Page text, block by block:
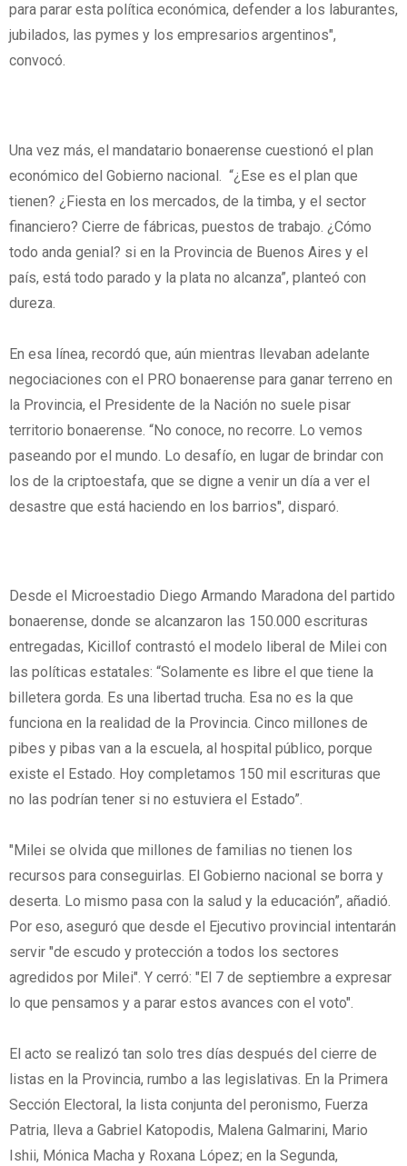
para parar esta política económica, defender a los laburantes,
jubilados, las pymes y los empresarios argentinos",
convocó.
Una vez más, el mandatario bonaerense cuestionó el plan
económico del Gobierno nacional. “¿Ese es el plan que
tienen? ¿Fiesta en los mercados, de la timba, y el sector
financiero? Cierre de fábricas, puestos de trabajo. ¿Cómo
todo anda genial? si en la Provincia de Buenos Aires y el
país, está todo parado y la plata no alcanza”, planteó con
dureza.
En esa línea, recordó que, aún mientras llevaban adelante
negociaciones con el PRO bonaerense para ganar terreno en
la Provincia, el Presidente de la Nación no suele pisar
territorio bonaerense. “No conoce, no recorre. Lo vemos
paseando por el mundo. Lo desafío, en lugar de brindar con
los de la criptoestafa, que se digne a venir un día a ver el
desastre que está haciendo en los barrios", disparó.
Desde el Microestadio Diego Armando Maradona del partido
bonaerense, donde se alcanzaron las 150.000 escrituras
entregadas, Kicillof contrastó el modelo liberal de Milei con
las políticas estatales: “Solamente es libre el que tiene la
billetera gorda. Es una libertad trucha. Esa no es la que
funciona en la realidad de la Provincia. Cinco millones de
pibes y pibas van a la escuela, al hospital público, porque
existe el Estado. Hoy completamos 150 mil escrituras que
no las podrían tener si no estuviera el Estado”.
"Milei se olvida que millones de familias no tienen los
recursos para conseguirlas. El Gobierno nacional se borra y
deserta. Lo mismo pasa con la salud y la educación”, añadió.
Por eso, aseguró que desde el Ejecutivo provincial intentarán
servir "de escudo y protección a todos los sectores
agredidos por Milei". Y cerró: "El 7 de septiembre a expresar
lo que pensamos y a parar estos avances con el voto".
El acto se realizó tan solo tres días después del cierre de
listas en la Provincia, rumbo a las legislativas. En la Primera
Sección Electoral, la lista conjunta del peronismo, Fuerza
Patria, lleva a Gabriel Katopodis, Malena Galmarini, Mario
Ishii, Mónica Macha y Roxana López; en la Segunda,